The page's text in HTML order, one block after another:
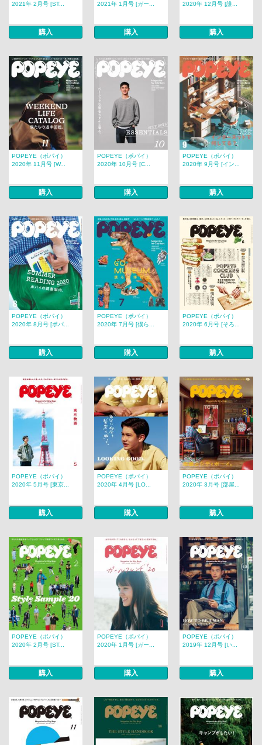
2021年 2月号 [ST...
購入
2021年 1月号 [ガー...
購入
2020年 12月号 [誰...
購入
POPEYE（ポパイ）
2020年 11月号 [W...
購入
POPEYE（ポパイ）
2020年 10月号 [C...
購入
POPEYE（ポパイ）
2020年 9月号 [イン...
購入
POPEYE（ポパイ）
2020年 8月号 [ポパ...
購入
POPEYE（ポパイ）
2020年 7月号 [僕ら...
購入
POPEYE（ポパイ）
2020年 6月号 [そろ...
購入
POPEYE（ポパイ）
2020年 5月号 [東京...
購入
POPEYE（ポパイ）
2020年 4月号 [LO...
購入
POPEYE（ポパイ）
2020年 3月号 [部屋...
購入
POPEYE（ポパイ）
2020年 2月号 [ST...
購入
POPEYE（ポパイ）
2020年 1月号 [ガー...
購入
POPEYE（ポパイ）
2019年 12月号 [い...
購入